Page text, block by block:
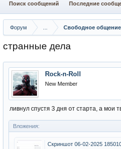
Форум Свободное общение
странные дела
Rock-n-Roll
New Member
ливнул спустя 3 дня от старта, а мои
Вложения:
Скриншот 06-02-2025
Поиск сообщений Последние